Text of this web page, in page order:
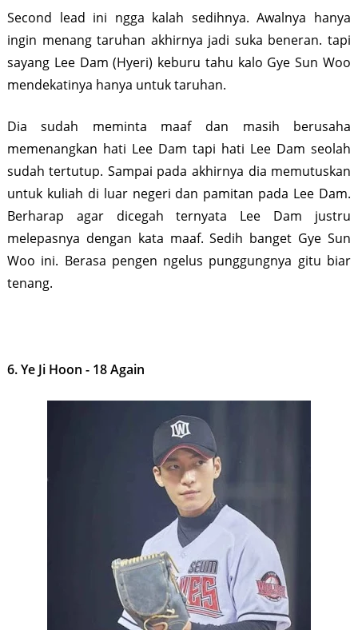
Second lead ini ngga kalah sedihnya. Awalnya hanya
ingin menang taruhan akhirnya jadi suka beneran. tapi
sayang Lee Dam (Hyeri) keburu tahu kalo Gye Sun Woo
mendekatinya hanya untuk taruhan.
Dia sudah meminta maaf dan masih berusaha
memenangkan hati Lee Dam tapi hati Lee Dam seolah
sudah tertutup. Sampai pada akhirnya dia memutuskan
untuk kuliah di luar negeri dan pamitan pada Lee Dam.
Berharap agar dicegah ternyata Lee Dam justru
melepasnya dengan kata maaf. Sedih banget Gye Sun
Woo ini. Berasa pengen ngelus punggungnya gitu biar
tenang.
6. Ye Ji Hoon - 18 Again